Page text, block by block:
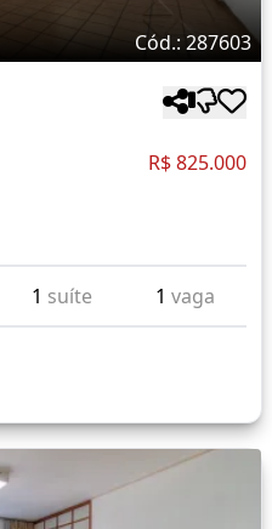
Cód.: 287603
R$ 825.000
1 suíte 1 vaga